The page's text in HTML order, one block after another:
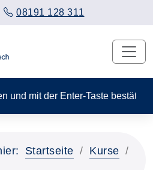
08191 128 311
mit der Enter-Taste
Startseite
Kurse